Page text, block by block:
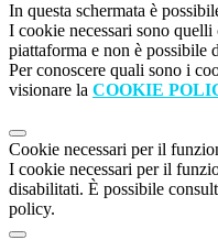
In questa schermata è
I cookie necessari sono
piattaforma e non è possibile
Per conoscere quali sono i
visionare la COOKIE
Cookie necessari per il
I cookie necessari per il
disabilitati. È possibile
policy.